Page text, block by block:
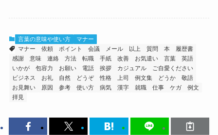
言葉の意味や使い方
マナー
マナー
依頼 ポイント 会議 メール 以上 質問 本
履歴書
感謝
意味 連絡 方法 転職 手紙 改善 お気遣い 言葉
英語
いかが
包容力 お願い 電話 挨拶 カジュアル
ご自愛ください
ビジネス
お礼 自然 どうぞ 性格 上司 例文集 どうか
敬語
お見舞い
原因 参考 使い方 病気 漢字 就職 仕事 ケガ
例文
拝見